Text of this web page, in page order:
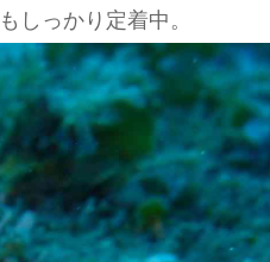
しっかり定着中。